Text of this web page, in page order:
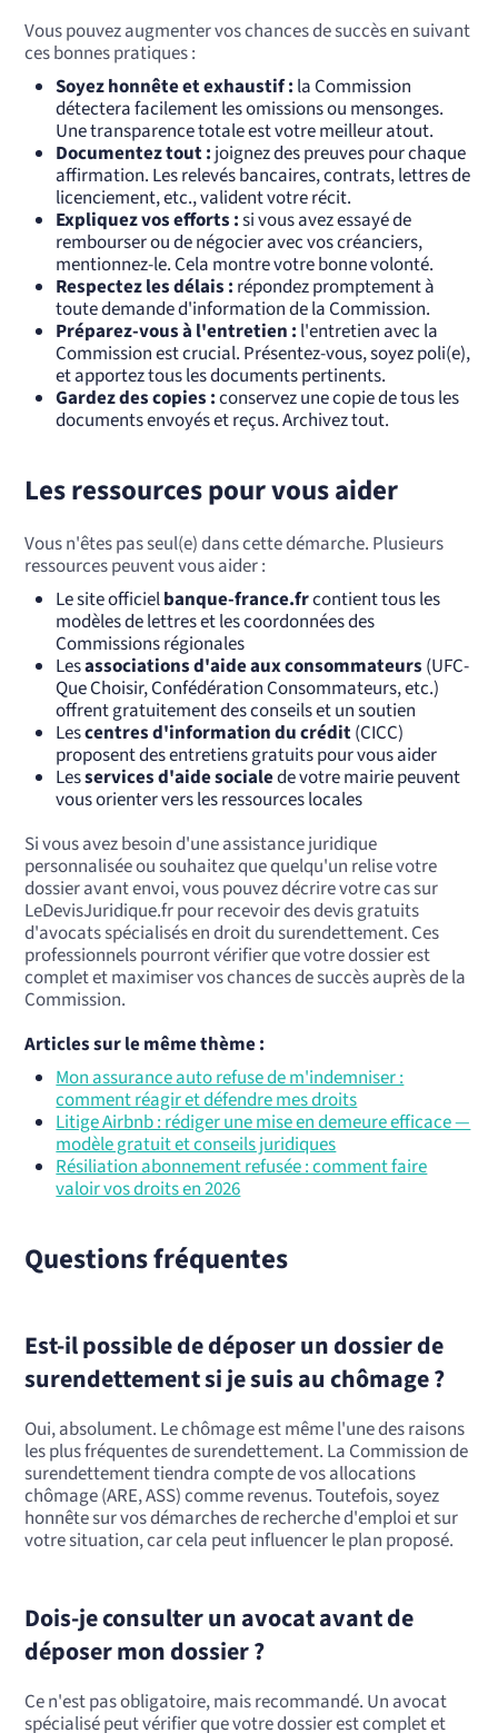
Vous pouvez augmenter vos chances de succès en suivant
ces bonnes pratiques :
Soyez honnête et exhaustif : la Commission
détectera facilement les omissions ou mensonges.
Une transparence totale est votre meilleur atout.
Documentez tout : joignez des preuves pour chaque
affirmation. Les relevés bancaires, contrats, lettres de
licenciement, etc., valident votre récit.
Expliquez vos efforts :si vous avez essayé de
rembourser ou de négocier avec vos créanciers,
mentionnez-le. Cela montre votre bonne volonté.
Respectez les délais : répondez promptement à
toute demande d'information de la Commission.
Préparez-vous à l'entretien : l'entretien avec la
Commission est crucial. Présentez-vous, soyez poli(e),
et apportez tous les documents pertinents.
Gardez des copies :conservez une copie de tous les
documents envoyés et reçus. Archivez tout.
Les ressources pour vous aider
Vous n'êtes pas seul(e) dans cette démarche. Plusieurs
ressources peuvent vous aider :
Le site officielbanque-france.frcontient tous les
modèles de lettres et les coordonnées des
Commissions régionales
Lesassociations d'aide aux consommateurs (UFC-
Que Choisir, Confédération Consommateurs, etc.)
offrent gratuitement des conseils et un soutien
Lescentres d'information du crédit(CICC)
proposent des entretiens gratuits pour vous aider
Lesservices d'aide socialede votre mairie peuvent
vous orienter vers les ressources locales
Si vous avez besoin d'une assistance juridique
personnalisée ou souhaitez que quelqu'un relise votre
dossier avant envoi, vous pouvez décrire votre cas sur
LeDevisJuridique.fr pour recevoir des devis gratuits
d'avocats spécialisés en droit du surendettement. Ces
professionnels pourront vérifier que votre dossier est
complet et maximiser vos chances de succès auprès de la
Commission.
Articles sur le même thème :
Mon assurance auto refuse de m'indemniser :
comment réagir et défendre mes droits
Litige Airbnb : rédiger une mise en demeure efficace —
modèle gratuit et conseils juridiques
Résiliation abonnement refusée : comment faire
valoir vos droits en 2026
Questions fréquentes
Est-il possible de déposer un dossier de
surendettement si je suis au chômage ?
Oui, absolument. Le chômage est même l'une des raisons
les plus fréquentes de surendettement. La Commission de
surendettement tiendra compte de vos allocations
chômage (ARE, ASS) comme revenus. Toutefois, soyez
honnête sur vos démarches de recherche d'emploi et sur
votre situation, car cela peut influencer le plan proposé.
Dois-je consulter un avocat avant de
déposer mon dossier ?
Ce n'est pas obligatoire, mais recommandé. Un avocat
spécialisé peut vérifier que votre dossier est complet et